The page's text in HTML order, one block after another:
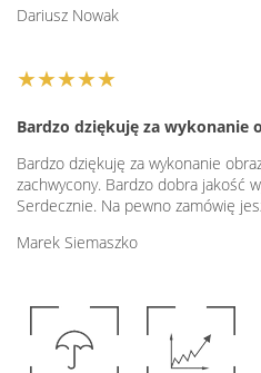
Dariusz Nowak
★★★★★
Bardzo dziękuję za wykonanie
Bardzo dziękuję za wykonanie
zachwycony. Bardzo dobra jakość
Serdecznie. Na pewno zamówię
Marek Siemaszko